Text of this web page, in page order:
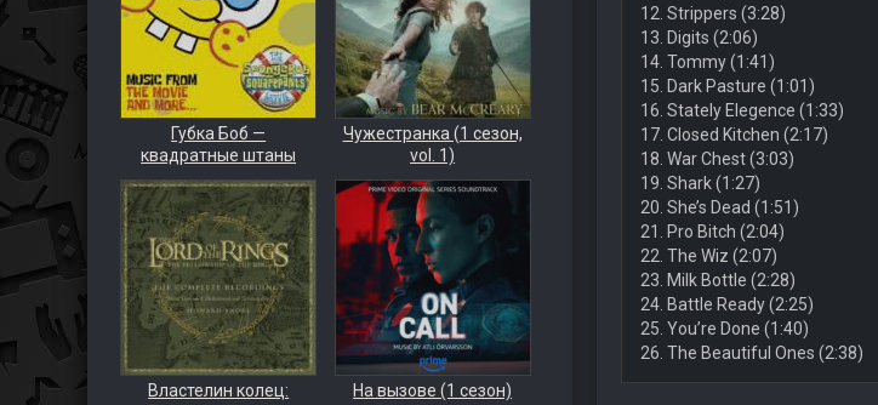
Губка Боб —
квадратные штаны
Чужестранка (1 сезон,
vol. 1)
Властелин колец:
На вызове (1 сезон)
12. Strippers (3:28)
13. Digits (2:06)
14. Tommy (1:41)
15. Dark Pasture (1:01)
16. Stately Elegence (1:33)
17. Closed Kitchen (2:17)
18. War Chest (3:03)
19. Shark (1:27)
20. She’s Dead (1:51)
21. Pro Bitch (2:04)
22. The Wiz (2:07)
23. Milk Bottle (2:28)
24. Battle Ready (2:25)
25. You’re Done (1:40)
26. The Beautiful Ones (2:38)